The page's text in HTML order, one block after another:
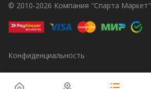
© 2010-2026 Компания "Спарта Маркет"
Конфиденциальность